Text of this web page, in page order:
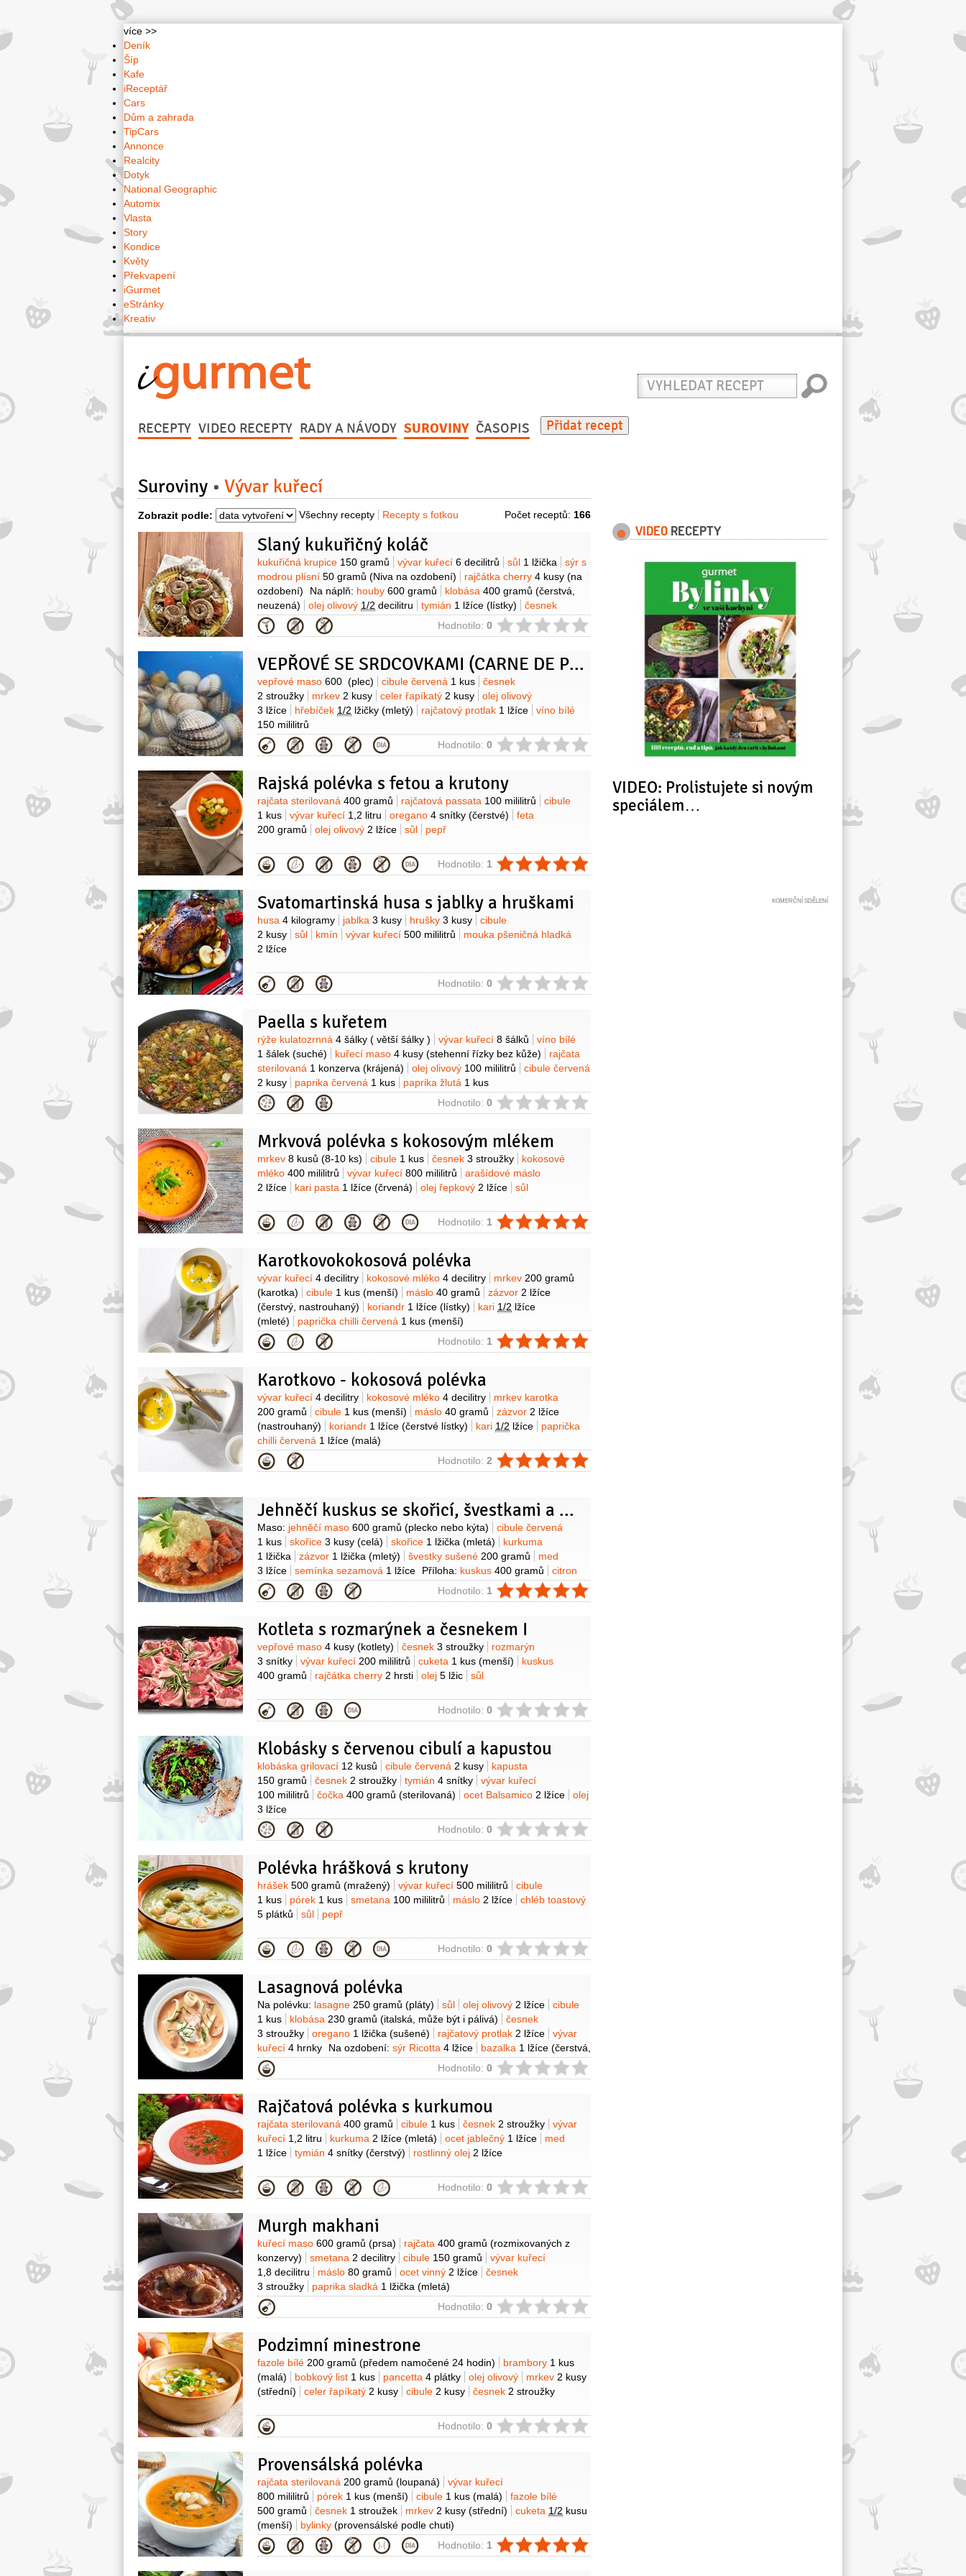
více >>
Deník
Šíp
Kafe
iReceptář
Cars
Dům a zahrada
TipCars
Annonce
Realcity
Dotyk
National Geographic
Automix
Vlasta
Story
Kondice
Květy
Překvapení
iGurmet
eStránky
Kreativ
Vyhledat
recept
RECEPTY VIDEO RECEPTY RADY A NÁVODY SUROVINY ČASOPIS Přidat recept
Suroviny Vývar kuřecí
Zobrazit podle: Všechny recepty Recepty s fotkou Počet receptů: 166
Slaný kukuřičný koláč
Suroviny
kukuřičná krupice 150 gramů vývar kuřecí 6 decilitrů sůl 1 lžička
sýr s
modrou plísní 50 gramů (Niva na ozdobení) rajčátka cherry 4 kusy (na
ozdobení)
Na náplň: houby 600 gramů klobása 400 gramů (čerstvá,
neuzená)
olej olivový 1/2 decilitru tymián 1 lžíce (lístky)
česnek
2 stroužky
bazalka pepř černý (mletý) sůl
Kategorie Hodnotilo: 0
VEPŘOVÉ SE SRDCOVKAMI (CARNE DE PORCO À ALENTEJANA)
Suroviny
vepřové maso 600 (plec) cibule červená 1 kus
česnek
2 stroužky
mrkev 2 kusy celer řapíkatý 2 kusy
olej olivový
3 lžíce
hřebíček 1/2 lžičky (mletý) rajčatový protlak 1 lžíce
víno bílé
150 mililitrů
Kategorie Hodnotilo: 0
Rajská polévka s fetou a krutony
Suroviny
rajčata sterilovaná 400 gramů rajčatová passata 100 mililitrů
cibule
1 kus
vývar kuřecí 1,2 litru oregano 4 snítky (čerstvé)
feta
200 gramů
olej olivový 2 lžíce sůl pepř
Kategorie Hodnotilo: 1
Svatomartinská husa s jablky a hruškami
Suroviny
husa 4 kilogramy jablka 3 kusy hrušky 3 kusy
cibule
2 kusy
sůl kmín vývar kuřecí 500 mililitrů
mouka pšeničná hladká
2 lžíce
Kategorie Hodnotilo: 0
Paella s kuřetem
Suroviny
rýže kulatozrnná 4 šálky ( větší šálky ) vývar kuřecí 8 šálků
víno bílé
1 šálek (suché) kuřecí maso 4 kusy (stehenní řízky bez kůže)
rajčata
sterilovaná 1 konzerva (krájená) olej olivový 100 mililitrů
cibule červená
2 kusy
paprika červená 1 kus paprika žlutá 1 kus
Kategorie Hodnotilo: 0
Mrkvová polévka s kokosovým mlékem
Suroviny
mrkev 8 kusů (8-10 ks) cibule 1 kus česnek 3 stroužky
kokosové
mléko 400 mililitrů vývar kuřecí 800 mililitrů
arašídové máslo
2 lžíce
kari pasta 1 lžíce (črvená) olej řepkový 2 lžíce sůl
Kategorie Hodnotilo: 1
Karotkovokokosová polévka
Suroviny
vývar kuřecí 4 decilitry kokosové mléko 4 decilitry mrkev 200 gramů
(karotka)
cibule 1 kus (menší) máslo 40 gramů zázvor 2 lžíce
(čerstvý, nastrouhaný)
koriandr 1 lžíce (lístky) kari 1/2 lžíce
(mleté)
paprička chilli červená 1 kus (menší)
Kategorie Hodnotilo: 1
Karotkovo - kokosová polévka
Suroviny
vývar kuřecí 4 decilitry kokosové mléko 4 decilitry
mrkev karotka
200 gramů
cibule 1 kus (menší) máslo 40 gramů zázvor 2 lžíce
(nastrouhaný)
koriandr 1 lžíce (čerstvé lístky) kari 1/2 lžíce
paprička
chilli červená 1 lžíce (malá)
Kategorie Hodnotilo: 2
Jehněčí kuskus se skořicí, švestkami a mandlemi
Suroviny
Maso: jehněčí maso 600 gramů (plecko nebo kýta)
cibule červená
1 kus
skořice 3 kusy (celá) skořice 1 lžička (mletá)
kurkuma
1 lžička
zázvor 1 lžička (mletý) švestky sušené 200 gramů
med
3 lžíce
semínka sezamová 1 lžíce Příloha: kuskus 400 gramů
citron
1 kus
petržel hladkolistá skořice1 kus (celá)
vývar kuřecí
500 mililitrů
mandle100 gramů datle100 gramů sůl bobkový list
Kategorie Hodnotilo: 1
Kotleta s rozmarýnek a česnekem I
Suroviny
vepřové maso 4 kusy (kotlety) česnek 3 stroužky
rozmarýn
3 snítky
vývar kuřecí 200 mililitrů cuketa 1 kus (menší)
kuskus
400 gramů
rajčátka cherry 2 hrsti olej 5 lžic sůl
Kategorie Hodnotilo: 0
Klobásky s červenou cibulí a kapustou
Suroviny
klobáska grilovací 12 kusů cibule červená 2 kusy
kapusta
150 gramů
česnek 2 stroužky tymián 4 snítky
vývar kuřecí
100 mililitrů
čočka 400 gramů (sterilovaná) ocet Balsamico 2 lžíce
olej
3 lžíce
Kategorie Hodnotilo: 0
Polévka hrášková s krutony
Suroviny
hrášek 500 gramů (mražený) vývar kuřecí 500 mililitrů
cibule
1 kus
pórek 1 kus smetana 100 mililitrů máslo 2 lžíce
chléb toastový
5 plátků
sůl pepř
Kategorie Hodnotilo: 0
Lasagnová polévka
Suroviny
Na polévku: lasagne 250 gramů (pláty) sůl olej olivový 2 lžíce
cibule
1 kus
klobása 230 gramů (italská, může být i pálivá)
česnek
3 stroužky
oregano 1 lžička (sušené) rajčatový protlak 2 lžíce
vývar
kuřecí 4 hrnky Na ozdobení: sýr Ricotta 4 lžíce bazalka 1 lžíce (čerstvá,
nakrájená)
Kategorie Hodnotilo: 0
Rajčatová polévka s kurkumou
Suroviny
rajčata sterilovaná 400 gramů cibule 1 kus česnek 2 stroužky
vývar
kuřecí 1,2 litru kurkuma 2 lžíce (mletá) ocet jablečný 1 lžíce
med
1 lžíce
tymián 4 snítky (čerstvý) rostlinný olej 2 lžíce
Kategorie Hodnotilo: 0
Murgh makhani
Suroviny
kuřecí maso 600 gramů (prsa) rajčata 400 gramů (rozmixovaných z
konzervy)
smetana 2 decilitry cibule 150 gramů
vývar kuřecí
1,8 decilitru
máslo 80 gramů ocet vinný 2 lžíce
česnek
3 stroužky
paprika sladká 1 lžička (mletá)
Kategorie Hodnotilo: 0
Podzimní minestrone
Suroviny
fazole bílé 200 gramů (předem namočené 24 hodin) brambory 1 kus
(malá)
bobkový list 1 kus pancetta 4 plátky olej olivový mrkev 2 kusy
(střední)
celer řapíkatý 2 kusy cibule 2 kusy česnek 2 stroužky
Kategorie Hodnotilo: 0
Provensálská polévka
Suroviny
rajčata sterilovaná 200 gramů (loupaná)
vývar kuřecí
800 mililitrů
pórek 1 kus (menší) cibule 1 kus (malá)
fazole bílé
500 gramů
česnek 1 stroužek mrkev 2 kusy (střední) cuketa 1/2 kusu
(menší)
bylinky (provensálské podle chuti)
Kategorie Hodnotilo: 1
VIDEO RECEPTY
VIDEO: Prolistujete si novým
speciálem…